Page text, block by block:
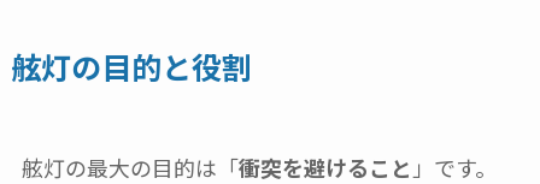
舷灯の目的と役割
舷灯の最大の目的は「衝突を避けること 」です。